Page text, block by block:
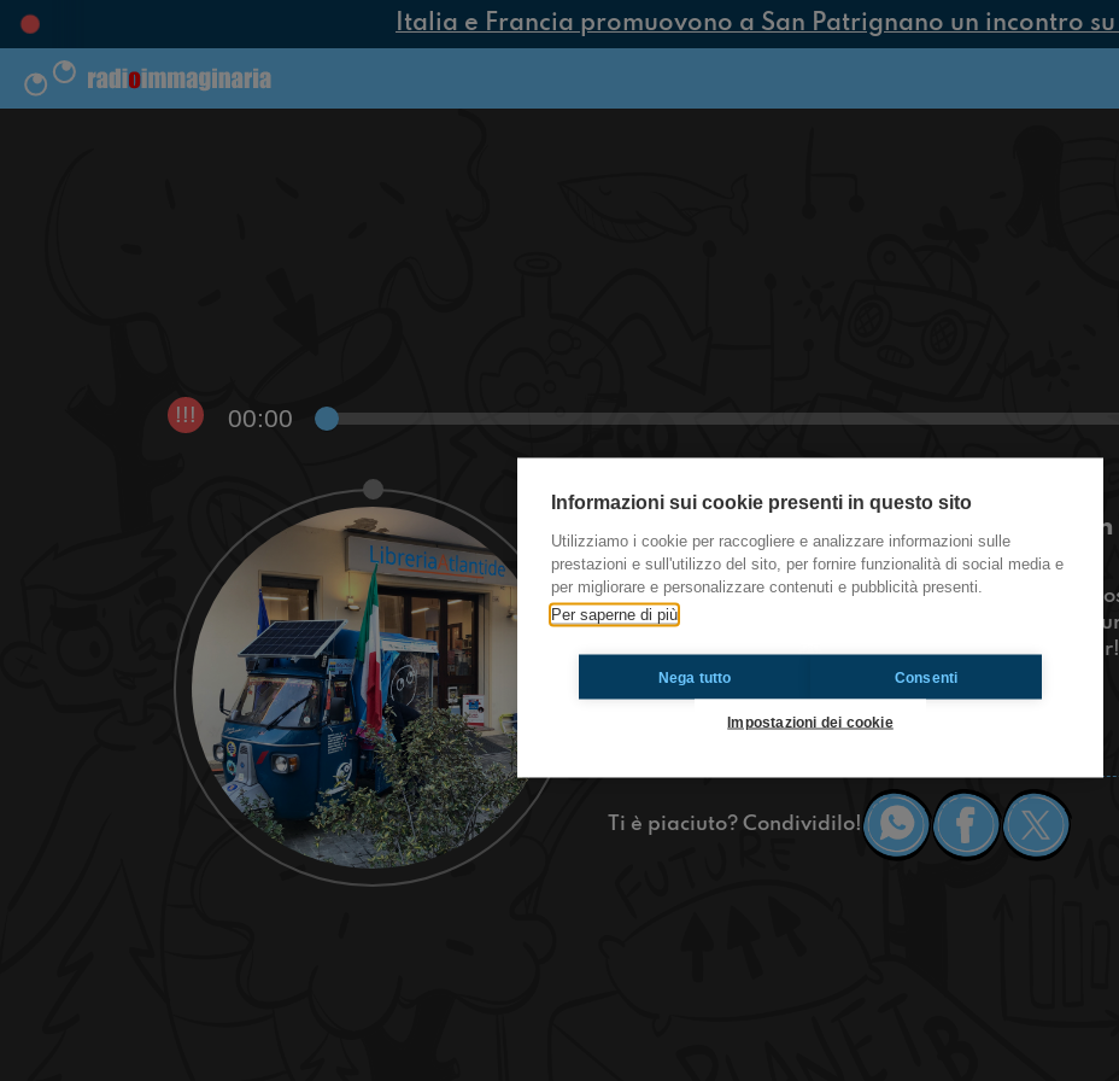
Italia e Francia promuovono a San Patrignano un incontro
!!! 00:00
#castelsanpietro Noi abbiamo futuro
Atlantide
Ciao ragazzi! Oggi siamo a Castel San Pietro,
Libreria Atlantide per raccontarvi Noi abbiamo
avventura in giro per l’Europa con la nostra
#OkkinSu www.radioimmaginaria.it
Castel San Pietro Terme
Ti è piaciuto? Condividilo!
Informazioni sui cookie presenti in questo sito
Utilizziamo i cookie per raccogliere e analizzare informazioni sulle
prestazioni e sull'utilizzo del sito, per fornire funzionalità di social media e
per migliorare e personalizzare contenuti e pubblicità presenti.
Per saperne di più
Nega tutto Consenti
Impostazioni dei cookie